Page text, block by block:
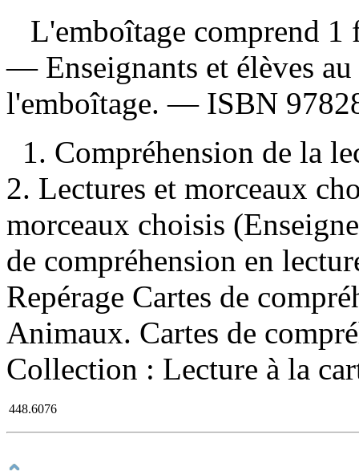
L'emboîtage comprend 1
— Enseignants et élèves
l'emboîtage. — ISBN
1. Compréhension de la
2. Lectures et morceaux
morceaux choisis
de compréhension en
Repérage Cartes de
Animaux. Cartes de
Collection : Lecture à la
448.6076